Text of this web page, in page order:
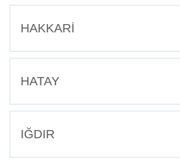
HAKKARİ
HATAY
IĞDIR